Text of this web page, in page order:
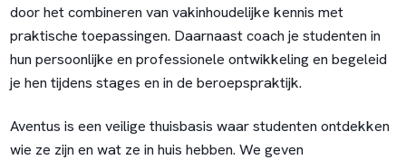
door het combineren van vakinhoudelijke kennis met
praktische toepassingen. Daarnaast coach je studenten in
hun persoonlijke en professionele ontwikkeling en begeleid
je hen tijdens stages en in de beroepspraktijk.
Aventus is een veilige thuisbasis waar studenten ontdekken
wie ze zijn en wat ze in huis hebben. We geven